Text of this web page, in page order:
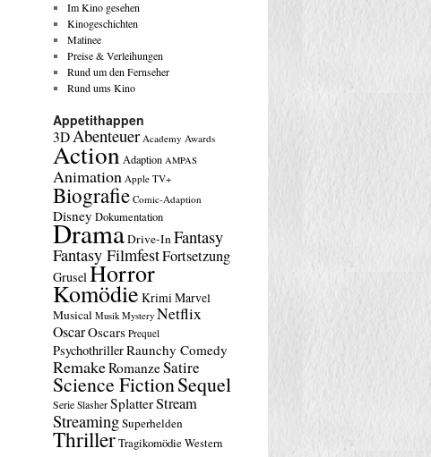
Im Kino gesehen
Kinogeschichten
Matinee
Preise & Verleihungen
Rund um den Fernseher
Rund ums Kino
Appetithappen
3DAbenteuer Academy Awards
Action Adaption AMPAS
Animation Apple TV+
Biografie Comic-Adaption
Disney Dokumentation
DramaDrive-InFantasy
Fantasy FilmfestFortsetzung
GruselHorror
Komödie KrimiMarvel
Musical Musik Mystery Netflix
OscarOscars Prequel
PsychothrillerRaunchy Comedy
RemakeRomanzeSatire
Science FictionSequel
Serie Slasher SplatterStream
StreamingSuperhelden
ThrillerTragikomödieWestern